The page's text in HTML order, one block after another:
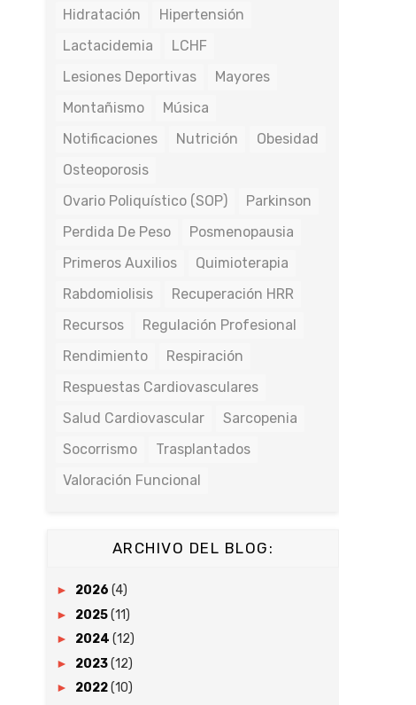
Hidratación
Hipertensión
Lactacidemia
LCHF
Lesiones Deportivas
Mayores
Montañismo
Música
Notificaciones
Nutrición
Obesidad
Osteoporosis
Ovario Poliquístico (SOP)
Parkinson
Perdida De Peso
Posmenopausia
Primeros Auxilios
Quimioterapia
Rabdomiolisis
Recuperación HRR
Recursos
Regulación Profesional
Rendimiento
Respiración
Respuestas Cardiovasculares
Salud Cardiovascular
Sarcopenia
Socorrismo
Trasplantados
Valoración Funcional
ARCHIVO DEL BLOG:
► 2026 (4)
► 2025(11)
► 2024 (12)
► 2023(12)
► 2022(10)